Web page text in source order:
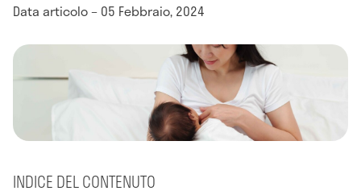
Data articolo – 05 Febbraio, 2024
INDICE DEL CONTENUTO